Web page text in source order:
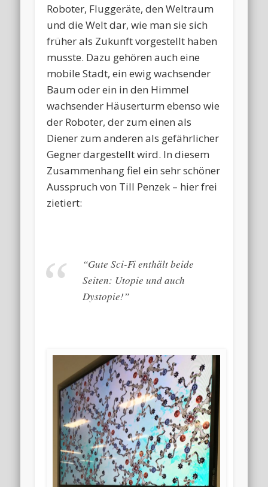
Roboter, Fluggeräte, den Weltraum
und die Welt dar, wie man sie sich
früher als Zukunft vorgestellt haben
musste. Dazu gehören auch eine
mobile Stadt, ein ewig wachsender
Baum oder ein in den Himmel
wachsender Häuserturm ebenso wie
der Roboter, der zum einen als
Diener zum anderen als gefährlicher
Gegner dargestellt wird. In diesem
Zusammenhang fiel ein sehr schöner
Ausspruch von Till Penzek – hier frei
zietiert:
“Gute Sci-Fi enthält beide
Seiten: Utopie und auch
Dystopie!”